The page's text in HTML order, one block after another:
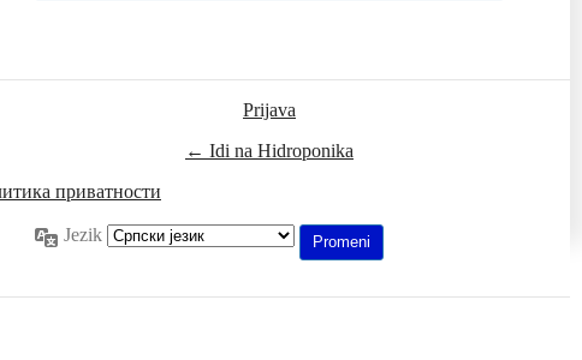
Prijava
← Idi na Hidroponika
приватности
Jezik